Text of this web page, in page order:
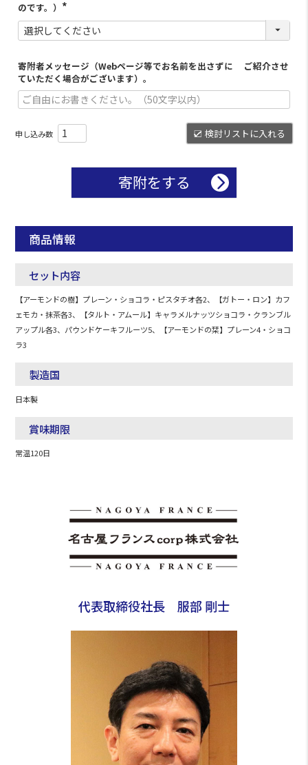
のです。）
寄附者メッセージ（Webページ等でお名前を出さずに ご紹介させ
ていただく場合がございます）。
検討リストに入れる
寄附をする
商品情報
セット内容
【アーモンドの樹】プレーン・ショコラ・ピスタチオ各2、【ガトー・ロン】カフ
ェモカ・抹茶各3、【タルト・アムール】キャラメルナッツショコラ・クランブル
アップル各3、パウンドケーキフルーツ5、【アーモンドの栞】プレーン4・ショコ
ラ3
製造国
日本製
賞味期限
常温120日
代表取締役社長 服部 剛士